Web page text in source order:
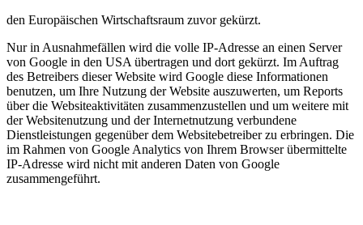
den Europäischen Wirtschaftsraum zuvor gekürzt.
Nur in Ausnahmefällen wird die volle IP-Adresse an einen Server
von Google in den USA übertragen und dort gekürzt. Im Auftrag
des Betreibers dieser Website wird Google diese Informationen
benutzen, um Ihre Nutzung der Website auszuwerten, um Reports
über die Websiteaktivitäten zusammenzustellen und um weitere mit
der Websitenutzung und der Internetnutzung verbundene
Dienstleistungen gegenüber dem Websitebetreiber zu erbringen. Die
im Rahmen von Google Analytics von Ihrem Browser übermittelte
IP-Adresse wird nicht mit anderen Daten von Google
zusammengeführt.